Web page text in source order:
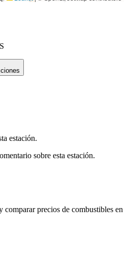
estación.
sobre esta estación.
comparar precios de combustibles en